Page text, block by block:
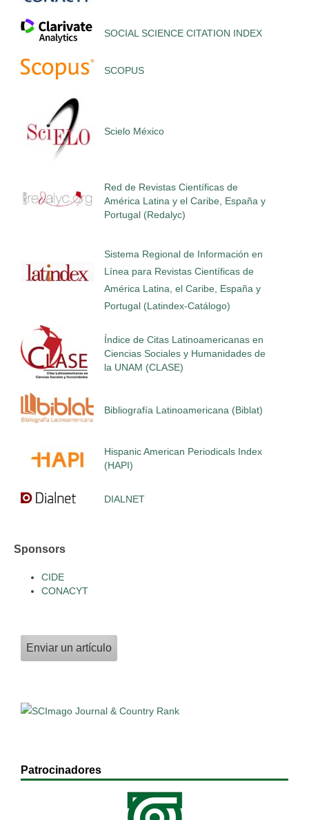
SOCIAL SCIENCE CITATION INDEX
SCOPUS
Scielo México
Red de Revistas Científicas de
América Latina y el Caribe, España y
Portugal (Redalyc)
Sistema Regional de Información en
Línea para Revistas Científicas de
América Latina, el Caribe, España y
Portugal (Latindex-Catálogo)
Índice de Citas Latinoamericanas en
Ciencias Sociales y Humanidades de
la UNAM (CLASE)
Bibliografía Latinoamericana (Biblat)
Hispanic American Periodicals Index
(HAPI)
DIALNET
Sponsors
CIDE
CONACYT
Enviar un artículo
Patrocinadores